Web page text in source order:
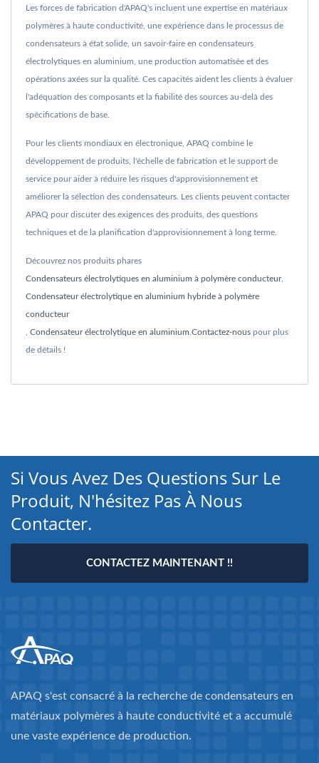
Les forces de fabrication d'APAQ's incluent une expertise en matériaux
polymères à haute conductivité, une expérience dans le processus de
condensateurs à état solide, un savoir-faire en condensateurs
électrolytiques en aluminium, une production automatisée et des
opérations axées sur la qualité. Ces capacités aident les clients à évaluer
l'adéquation des composants et la fiabilité des sources au-delà des
spécifications de base.
Pour les clients mondiaux en électronique, APAQ combine le
développement de produits, l'échelle de fabrication et le support de
service pour aider à réduire les risques d'approvisionnement et
améliorer la sélection des condensateurs. Les clients peuvent contacter
APAQ pour discuter des exigences des produits, des questions
techniques et de la planification d'approvisionnement à long terme.
Découvrez nos produits phares
Condensateurs électrolytiques en aluminium à polymère conducteur,
Condensateur électrolytique en aluminium hybride à polymère
conducteur
Condensateur électrolytique en aluminium Contactez-nous pour plus
de détails !
Si Vous Avez Des Questions Sur Le
Produit, N'hésitez Pas À Nous
Contacter.
CONTACTEZ MAINTENANT !!
APAQ s'est consacré à la recherche de condensateurs en
matériaux polymères à haute conductivité et a accumulé
une vaste expérience de production.